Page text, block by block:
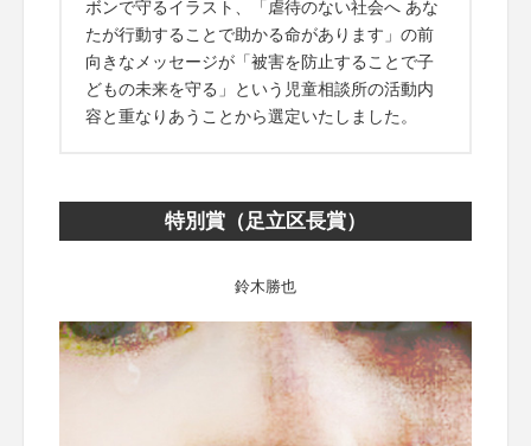
ボンで守るイラスト、「虐待のない社会へ あな
たが行動することで助かる命があります」の前
向きなメッセージが「被害を防止することで子
どもの未来を守る」という児童相談所の活動内
容と重なりあうことから選定いたしました。
特別賞（足立区長賞）
鈴木勝也